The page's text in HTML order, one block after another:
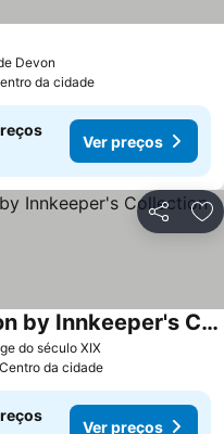
Devon
da cidade
Ver preços
Partilhar
do século XIXVer preços
The St George and Dragon by Innkeeper's Collection
da cidade
Ver preços